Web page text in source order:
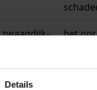
Details
zwaagdijk-
marktweg 11
het